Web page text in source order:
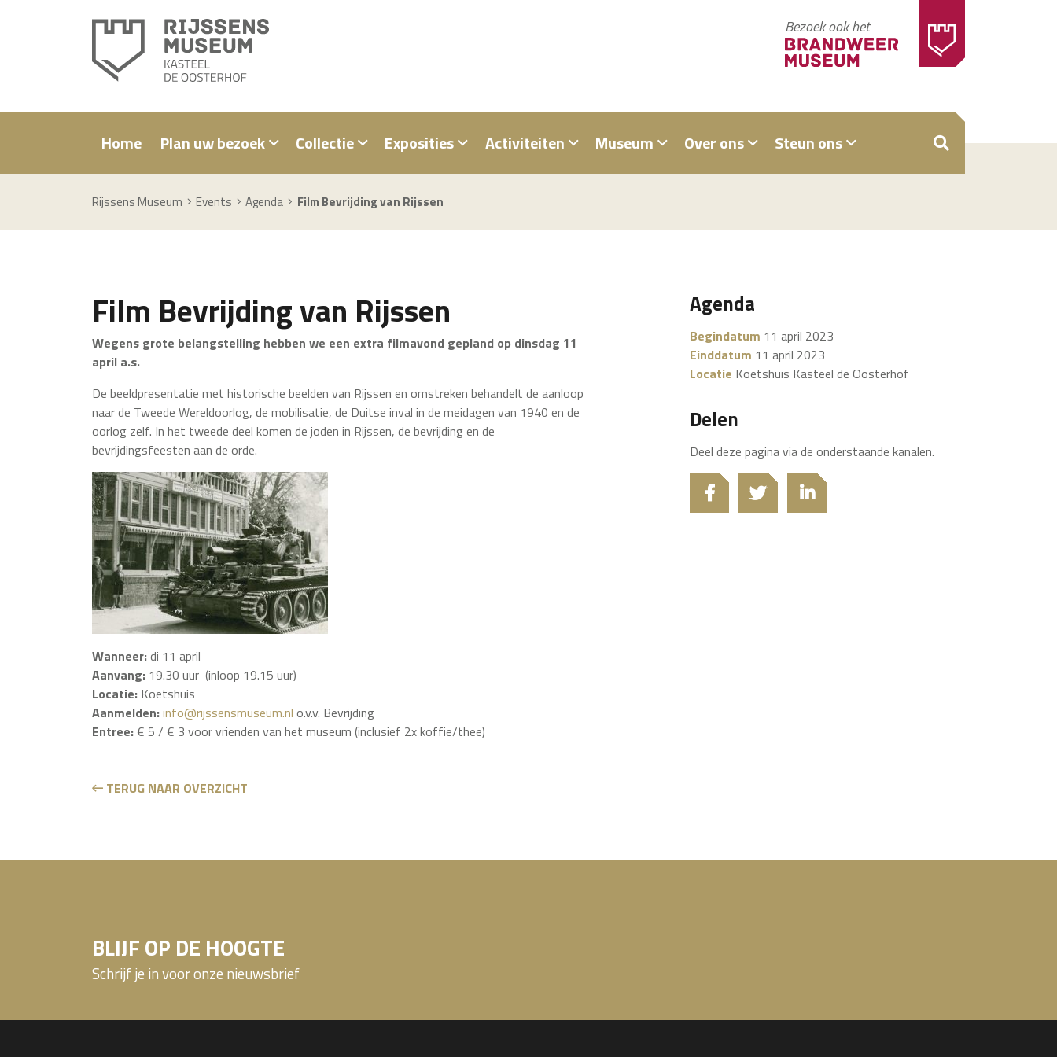
Bezoek ook het
Home Plan uw bezoek Collectie Exposities Activiteiten Museum Over ons Steun ons ZOEKEN
Rijssens Museum Events Agenda Film Bevrijding van Rijssen
Film Bevrijding van Rijssen
Wegens grote belangstelling hebben we een extra filmavond gepland op dinsdag 11
april a.s.
De beeldpresentatie met historische beelden van Rijssen en omstreken behandelt de aanloop
naar de Tweede Wereldoorlog, de mobilisatie, de Duitse inval in de meidagen van 1940 en de
oorlog zelf. In het tweede deel komen de joden in Rijssen, de bevrijding en de
bevrijdingsfeesten aan de orde.
Wanneer:di 11 april
Aanvang: 19.30 uur (inloop 19.15 uur)
Locatie: Koetshuis
Aanmelden:info@rijssensmuseum.nl o.v.v. Bevrijding
Entree: € 5 / € 3 voor vrienden van het museum (inclusief 2x koffie/thee)
TERUG NAAR OVERZICHT
Agenda
Begindatum 11 april 2023
Einddatum 11 april 2023
Locatie Koetshuis Kasteel de Oosterhof
Delen
Deel deze pagina via de onderstaande kanalen.
BLIJF OP DE HOOGTE
Schrijf je in voor onze nieuwsbrief